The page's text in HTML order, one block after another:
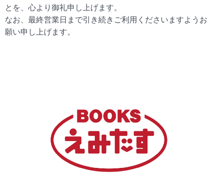
とを、心より御礼申し上げます。
なお、最終営業日まで引き続きご利用くださいますようお
願い申し上げます。